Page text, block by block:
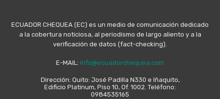
ECUADOR CHEQUEA (EC) es un medio de comunicación dedicado
a la cobertura noticiosa, al periodismo de largo aliento y a la
verificación de datos (fact-checking).
E-MAIL: info@ecuadorchequea.com
Dirección: Quito: José Padilla N330 e Iñaquito,
Edificio Platinum, Piso 10, Of. 1002. Teléfono:
0984535165